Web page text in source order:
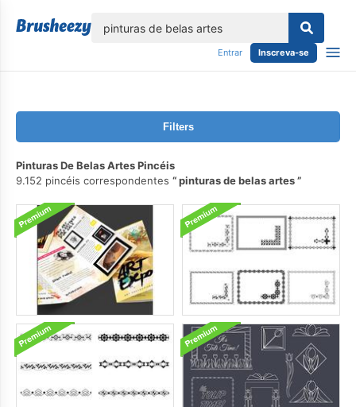
Entrar Inscreva-se
Filters
Pinturas De Belas Artes Pincéis
9.152 pincéis correspondentes
pinturas de belas artes